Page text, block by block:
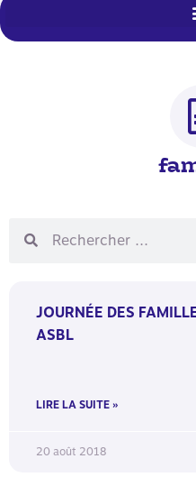
JOURNÉE DES
ASBL
LIRE LA SUITE »
20 août 2018